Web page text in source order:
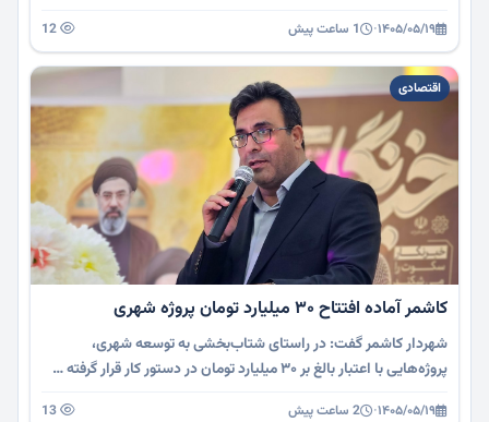
۱۴۰۵/۰۵/۱۹· 1 ساعت پیش
اقتصادی
کاشمر آماده افتتاح ۳۰ میلیارد تومان پروژه شهری
شهردار کاشمر گفت: در راستای شتاب‌بخشی به توسعه شهری،
پروژه‌هایی با اعتبار بالغ بر ۳۰ میلیارد تومان در دستور کار قرار گرفته …
۱۴۰۵/۰۵/۱۹· 2 ساعت پیش